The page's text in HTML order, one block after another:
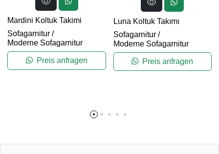
Mardini Koltuk Takimi
Sofagarnitur /
Moderne Sofagarnitur
Preis anfragen
Luna Koltuk Takımı
Sofagarnitur/
Moderne Sofagarnitur
Preis anfragen